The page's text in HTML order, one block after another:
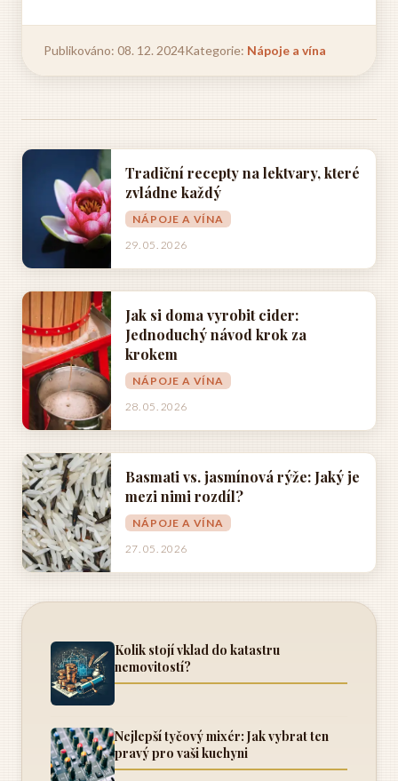
Publikováno: 08. 12. 2024Kategorie: Nápoje a vína
Tradiční recepty na lektvary, které
zvládne každý
NÁPOJE A VÍNA
29. 05. 2026
Jak si doma vyrobit cider:
Jednoduchý návod krok za
krokem
NÁPOJE A VÍNA
28. 05. 2026
Basmati vs. jasmínová rýže: Jaký je
mezi nimi rozdíl?
NÁPOJE A VÍNA
27. 05. 2026
Kolik stojí vklad do katastru
nemovitostí?
Nejlepší tyčový mixér: Jak vybrat ten
pravý pro vaši kuchyni